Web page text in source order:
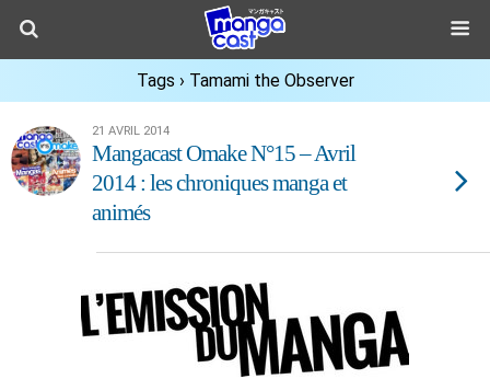
Tags › Tamami the Observer
21 AVRIL 2014
Mangacast Omake N°15 – Avril
2014 : les chroniques manga et
animés